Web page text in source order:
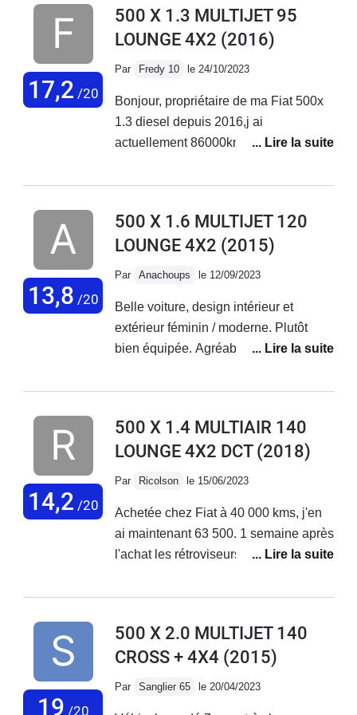
17,2 /20
500 X 1.3 MULTIJET 95
LOUNGE 4X2 (2016)
Par Fredy 10 le 24/10/2023
Bonjour, propriétaire de ma Fiat 500x
1.3 diesel depuis 2016,j ai
actuellement 86000km au compteur
Entretien courant effectué chez Fiat
polyvalent.
13,8 /20
500 X 1.6 MULTIJET 120
LOUNGE 4X2 (2015)
Par Anachoups le 12/09/2023
Belle voiture, design intérieur et
extérieur féminin / moderne. Plutôt
bien équipée. Agréable à conduire sur
de route. Malheureusement aucune
voiture vieillit très mal, tout se met à
déconner et les réparations
de leurs défauts de fabrication !
J'adore ma voiture mais au vu des
coûts de réparations faramineux, des
cesse... Je vais la revendre.
14,2 /20
500 X 1.4 MULTIAIR 140
LOUNGE 4X2 DCT(2018)
Par Ricolson le 15/06/2023
Achetée chez Fiat à 40 000 kms, j'en
ai maintenant 63 500. 1 semaine après
l'achat les rétroviseurs électriques ne
en concession. Plus gênant, 2 mois
mode dégradé. Retour en concession
en dépanneuse; problème de
19 /20
500 X 2.0 MULTIJET 140
CROSS + 4X4 (2015)
Par Sanglier 65 le 20/04/2023